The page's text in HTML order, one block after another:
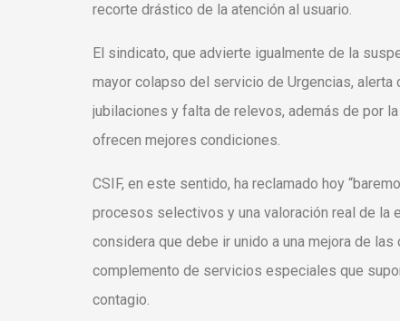
recorte drástico de la atención al usuario.
El sindicato, que advierte igualmente de la
mayor colapso del servicio de Urgencias,
jubilaciones y falta de relevos, además de por
ofrecen mejores condiciones.
CSIF, en este sentido, ha reclamado hoy
procesos selectivos y una valoración real de la
considera que debe ir unido a una mejora de
complemento de servicios especiales que
contagio.